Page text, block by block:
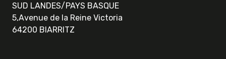
SUD LANDES/PAYS BASQUE
5,Avenue de la Reine Victoria
64200 BIARRITZ